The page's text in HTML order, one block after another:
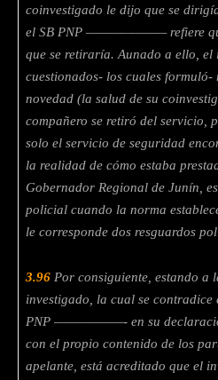
coinvestigado le dijo que se
el SB PNP ——————— refiere
que se retiraría. Aunado a ello, el
cuestionados- los cuales formuló-
novedad (la salud de su
compañero se retiró del servicio,
solo el servicio de seguridad
la realidad de cómo estaba
Gobernador Regional de Junín,
policial cuando la norma
le corresponde dos resguardos
3.96 Por consiguiente, estando a
investigado, la cual se
PNP ——————- en su
con el propio contenido de los
apelante, está acreditado que el